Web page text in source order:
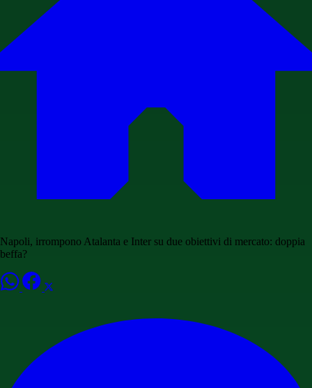
Napoli, irrompono Atalanta e Inter su due obiettivi di mercato: doppia
beffa?